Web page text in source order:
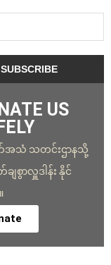
US
အသံ သတင်းဌာနသို့
ျစွာလှူဒါန်း နိုင်